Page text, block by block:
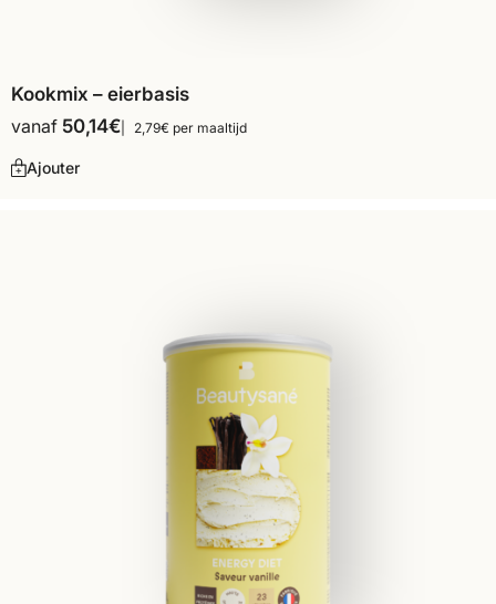
Kookmix – eierbasis
vanaf 50,14€ 2,79€ per maaltijd
Ajouter